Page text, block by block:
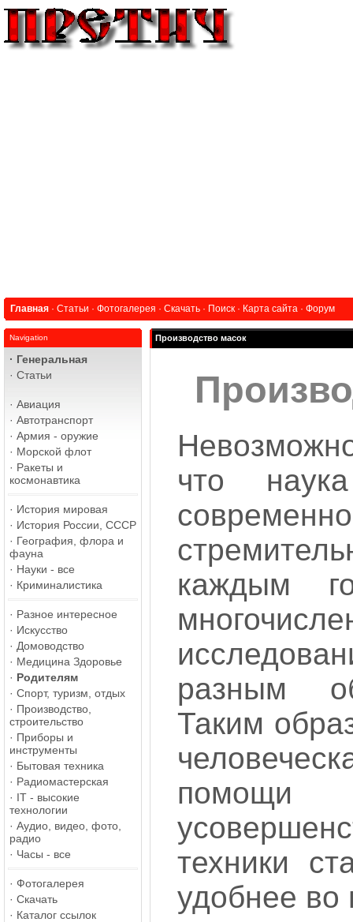
Главная · Статьи · Фотогалерея · Скачать · Поиск · Карта сайта · Форум
Navigation
· Генеральная
· Статьи
· Авиация
· Автотранспорт
· Армия - оружие
· Морской флот
· Ракеты и
космонавтика
· История мировая
· История России, СССР
· География, флора и
фауна
· Науки - все
· Криминалистика
· Разное интересное
· Искусство
· Домоводство
· Медицина Здоровье
· Родителям
· Спорт, туризм, отдых
· Производство,
строительство
· Приборы и
инструменты
· Бытовая техника
· Радиомастерская
· IT - высокие
технологии
· Аудио, видео, фото,
радио
· Часы - все
· Фотогалерея
· Скачать
· Каталог ссылок
Производство масок
что
каждым
разным
Таким
помощи
техники
удобнее во